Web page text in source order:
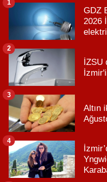
GDZ
2026
1
İZSU
2
Altın
3
4